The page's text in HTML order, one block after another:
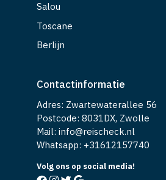
Salou
Toscane
Berlijn
Contactinformatie
Adres: Zwartewaterallee 56
Postcode: 8031DX, Zwolle
Mail: info@reischeck.nl
Whatsapp: +31612157740
Volg ons op social media!